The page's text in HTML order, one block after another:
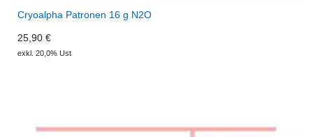
Cryoalpha Patronen 16 g N2O
25,90 €
exkl. 20,0% Ust